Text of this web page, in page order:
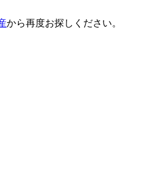
から再度お探しください。